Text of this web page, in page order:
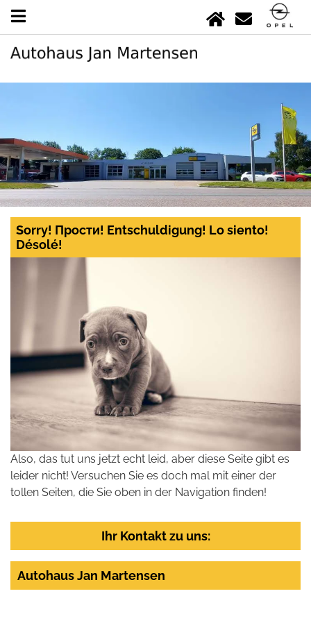
Sorry! Прости! Entschuldigung! Lo siento!
Désolé!
Also, das tut uns jetzt echt leid, aber diese Seite gibt es
leider nicht! Versuchen Sie es doch mal mit einer der
tollen Seiten, die Sie oben in der Navigation finden!
Ihr Kontakt zu uns:
Autohaus Jan Martensen